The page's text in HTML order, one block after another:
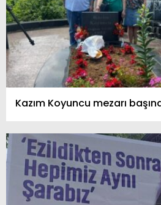
Kazım Koyuncu mezarı